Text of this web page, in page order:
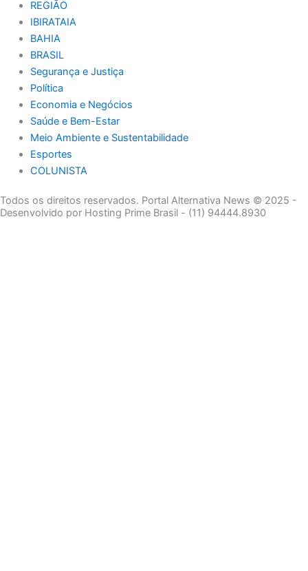
REGIÃO
IBIRATAIA
BAHIA
BRASIL
Segurança e Justiça
Política
Economia e Negócios
Saúde e Bem-Estar
Meio Ambiente e Sustentabilidade
Esportes
COLUNISTA
Todos os direitos reservados. Portal Alternativa News © 2025 -
Desenvolvido por Hosting Prime Brasil - (11) 94444.8930